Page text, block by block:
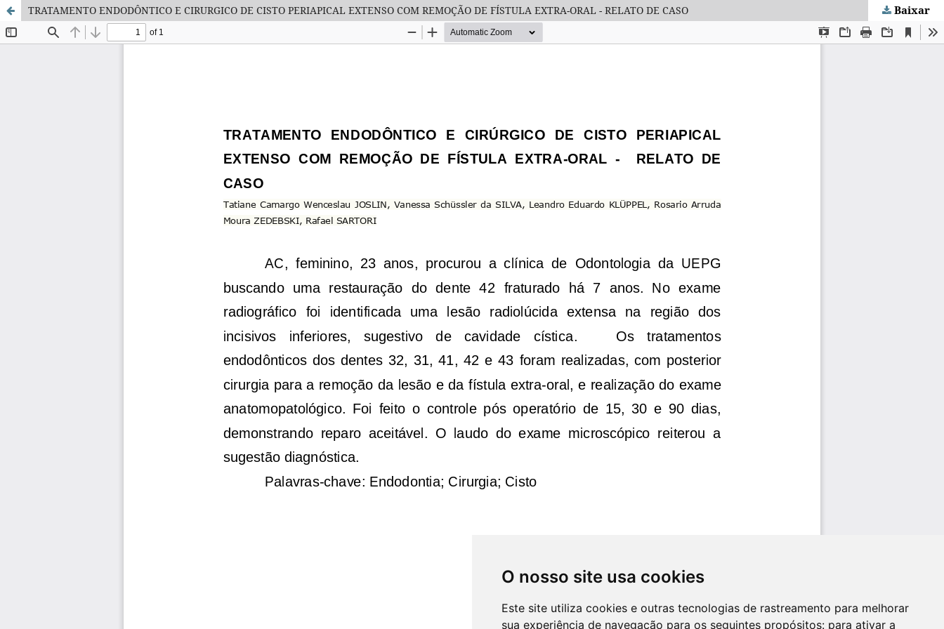
O nosso site usa cookies
Este site utiliza cookies e outras tecnologias de rastreamento para melhorar
sua experiência de navegação para os seguintes propósitos: para ativar a
TRATAMENTO ENDODÔNTICO E CIRURGICO DE CISTO PERIAPICAL EXTENSO COM REMOÇÃO DE FÍSTULA EXTRA-ORAL - RELATO DE CASO Baixar